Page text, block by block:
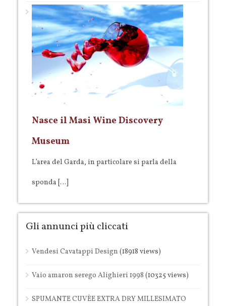
Nasce il Masi Wine Discovery
Museum
L’area del Garda, in particolare si parla della
sponda […]
Gli annunci più cliccati
Vendesi Cavatappi Design (18918 views)
Vaio amaron serego Alighieri 1998 (10325 views)
SPUMANTE CUVÈE EXTRA DRY MILLESIMATO